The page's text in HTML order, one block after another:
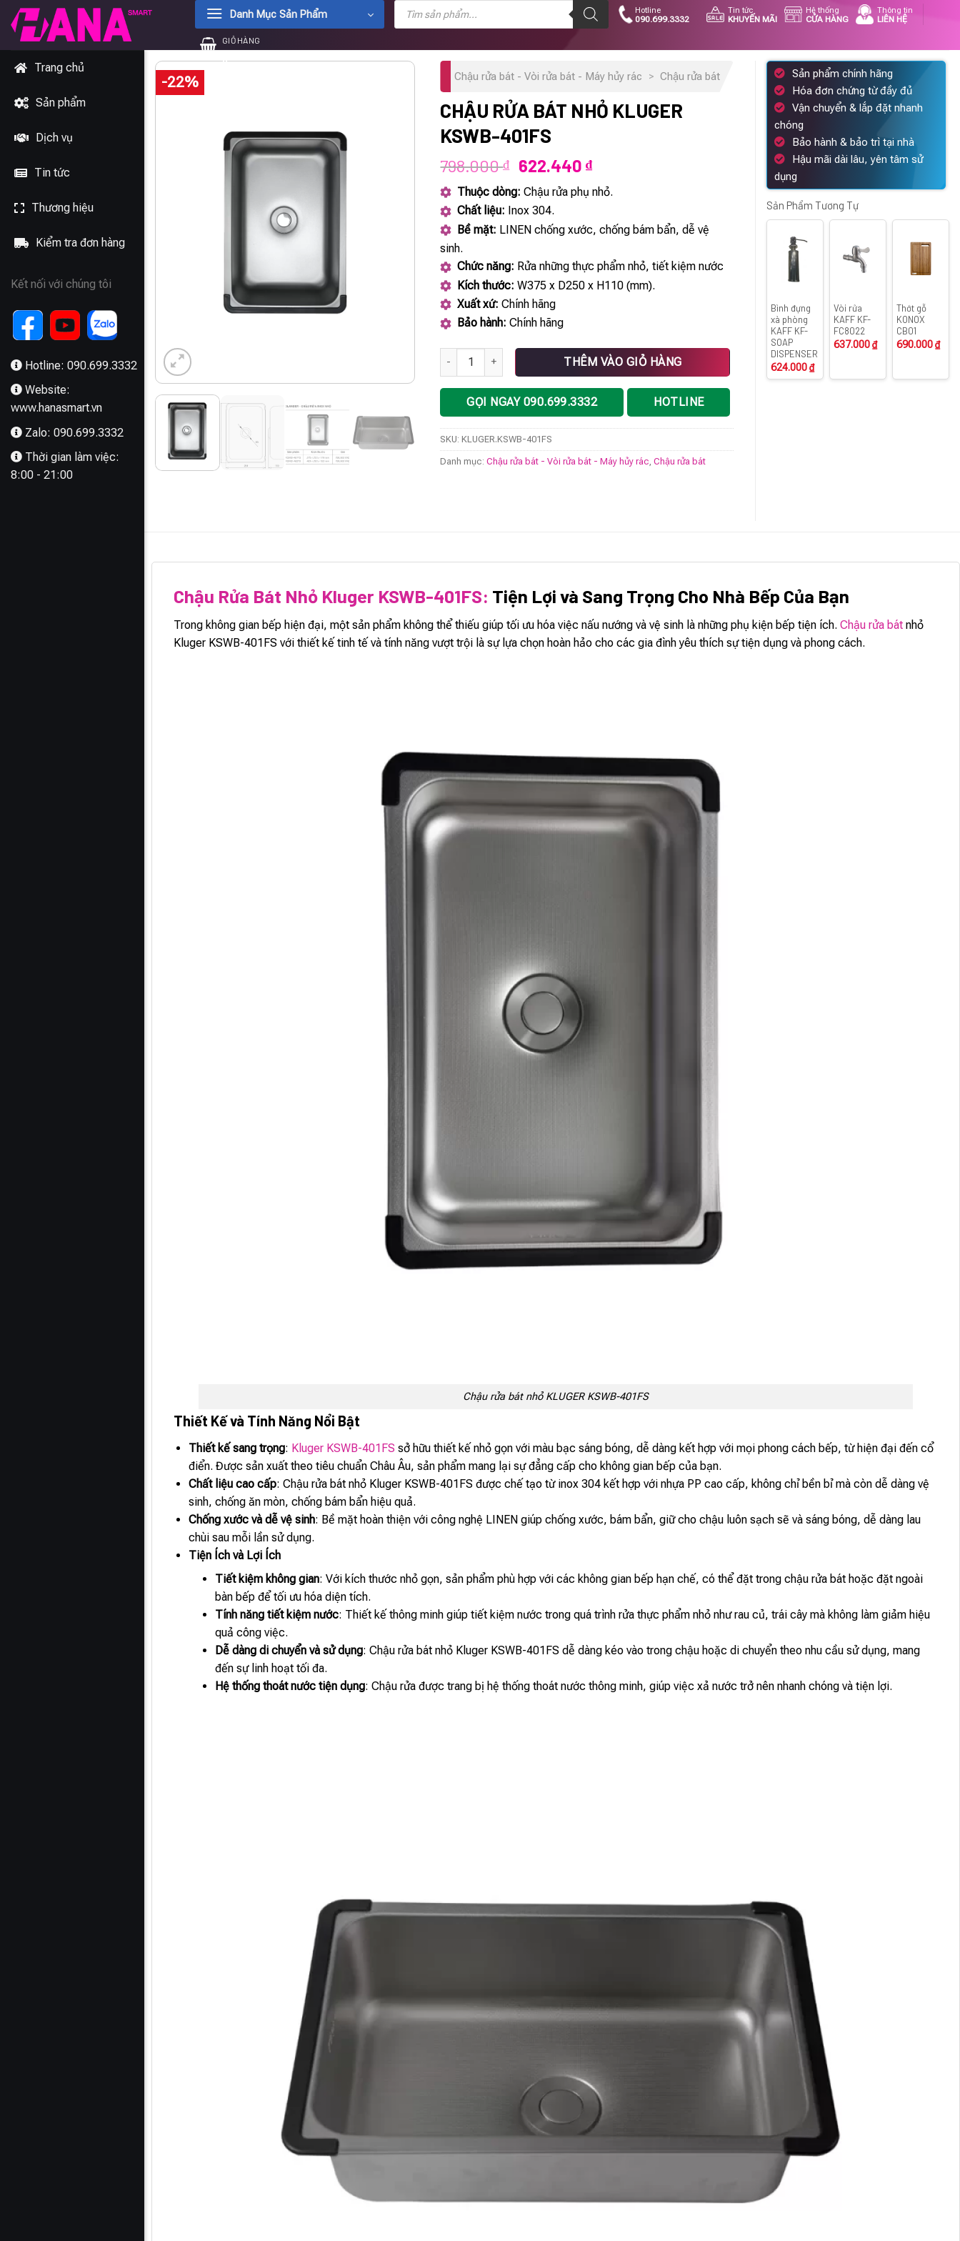
Chuyển
đến
dung
Danh Mục Sản Phẩm
Tìm
kiếm
phẩm
Hotline
090.699.3332
Tin tức
KHUYẾN MÃI
Hệ thống
CỬA HÀNG
Thông tin
LIÊN HỆ
GIỎ HÀNG
0₫
Trang chủ
Sản phẩm
Dịch vụ
Tin tức
Thương hiệu
Kiểm tra đơn hàng
Kết nối với chúng tôi
Hotline: 090.699.3332
Website:
www.hanasmart.vn
Zalo: 090.699.3332
Thời gian làm việc:
8:00 - 21:00
-22% Chậu rửa bát - Vòi rửa bát - Máy hủy rác > Chậu rửa bát
CHẬU RỬA BÁT NHỎ KLUGER
KSWB-401FS
798.000₫
Giá
gốc
là:
798.000 ₫.
622.440 ₫Giá
hiện
tại
622.440 ₫.
Thuộc dòng: Chậu rửa phụ nhỏ.
Chất liệu: Inox 304.
Bề mặt: LINEN chống xước, chống bám bẩn, dễ vệ
sinh.
Chức năng: Rửa những thực phẩm nhỏ, tiết kiệm nước
Kích thước: W375 x D250 x H110 (mm).
Xuất xứ: Chính hãng
Bảo hành: Chính hãng
Chậu rửa bát nhỏ KLUGER KSWB-401FS số lượng
THÊM VÀO GIỎ HÀNG
GỌI NGAY 090.699.3332 HOTLINE
SKU:KLUGER.KSWB-401FS
Danh mục:Chậu rửa bát - Vòi rửa bát - Máy hủy rác ,Chậu rửa bát
Sản phẩm chính hãng
Hóa đơn chứng từ đầy đủ
Vận chuyển & lắp đặt nhanh
chóng
Bảo hành & bảo trì tại nhà
Hậu mãi dài lâu, yên tâm sử
dụng
Sản Phẩm Tương Tự
Bình đựng
xà phòng
KAFF KF-
SOAP
DISPENSER
624.000₫
Vòi rửa
KAFF KF-
FC8022
637.000₫
Thớt gỗ
KONOX
CB01
690.000₫
Chậu Rửa Bát Nhỏ Kluger KSWB-401FS: Tiện Lợi và Sang Trọng Cho Nhà Bếp Của Bạn
Trong không gian bếp hiện đại, một sản phẩm không thể thiếu giúp tối ưu hóa việc nấu nướng và vệ sinh là những phụ kiện bếp tiện ích.Chậu rửa bát nhỏ
Kluger KSWB-401FS với thiết kế tinh tế và tính năng vượt trội là sự lựa chọn hoàn hảo cho các gia đình yêu thích sự tiện dụng và phong cách.
Chậu rửa bát nhỏ KLUGER KSWB-401FS
Thiết Kế và Tính Năng Nổi Bật
Thiết kế sang trọng: Kluger KSWB-401FS sở hữu thiết kế nhỏ gọn với màu bạc sáng bóng, dễ dàng kết hợp với mọi phong cách bếp, từ hiện đại đến cổ
điển. Được sản xuất theo tiêu chuẩn Châu Âu, sản phẩm mang lại sự đẳng cấp cho không gian bếp của bạn.
Chất liệu cao cấp: Chậu rửa bát nhỏ Kluger KSWB-401FS được chế tạo từ inox 304 kết hợp với nhựa PP cao cấp, không chỉ bền bỉ mà còn dễ dàng vệ
sinh, chống ăn mòn, chống bám bẩn hiệu quả.
Chống xước và dễ vệ sinh: Bề mặt hoàn thiện với công nghệ LINEN giúp chống xước, bám bẩn, giữ cho chậu luôn sạch sẽ và sáng bóng, dễ dàng lau
chùi sau mỗi lần sử dụng.
Tiện Ích và Lợi Ích
Tiết kiệm không gian: Với kích thước nhỏ gọn, sản phẩm phù hợp với các không gian bếp hạn chế, có thể đặt trong chậu rửa bát hoặc đặt ngoài
bàn bếp để tối ưu hóa diện tích.
Tính năng tiết kiệm nước: Thiết kế thông minh giúp tiết kiệm nước trong quá trình rửa thực phẩm nhỏ như rau củ, trái cây mà không làm giảm hiệu
quả công việc.
Dễ dàng di chuyển và sử dụng: Chậu rửa bát nhỏ Kluger KSWB-401FS dễ dàng kéo vào trong chậu hoặc di chuyển theo nhu cầu sử dụng, mang
đến sự linh hoạt tối đa.
Hệ thống thoát nước tiện dụng: Chậu rửa được trang bị hệ thống thoát nước thông minh, giúp việc xả nước trở nên nhanh chóng và tiện lợi.